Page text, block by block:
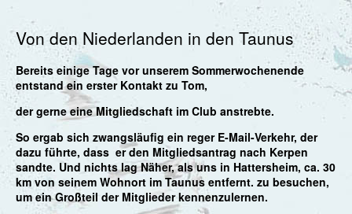
Von den Niederlanden in den Taunus
Bereits einige Tage vor unserem Sommerwochenende
entstand ein erster Kontakt zu Tom,
der gerne eine Mitgliedschaft im Club anstrebte.
So ergab sich zwangsläufig ein reger E-Mail-Verkehr, der
dazu führte, dass er den Mitgliedsantrag nach Kerpen
sandte. Und nichts lag Näher, als uns in Hattersheim, ca. 30
km von seinem Wohnort im Taunus entfernt. zu besuchen,
um ein Großteil der Mitglieder kennenzulernen.